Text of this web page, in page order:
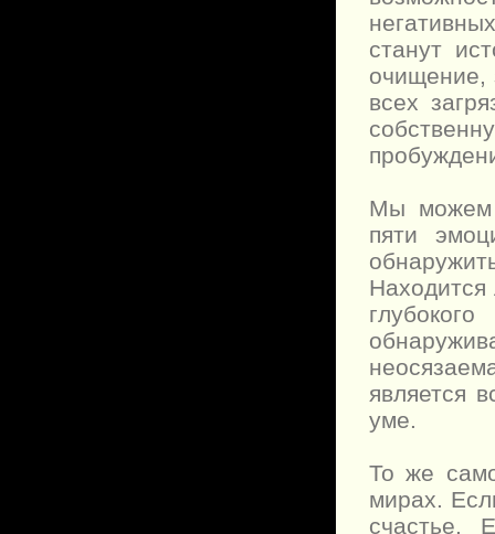
станут
очищение,
всех
Мы можем
пяти
является
уме.
То же
мирах.
счастье.